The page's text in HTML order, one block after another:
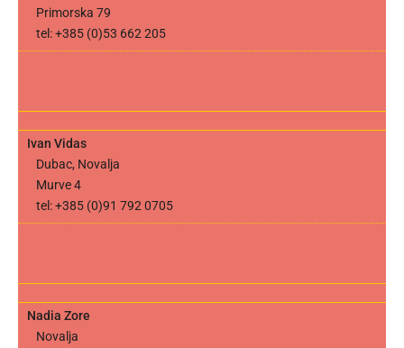
Primorska 79
tel: +385 (0)53 662 205
Ivan Vidas
Dubac, Novalja
Murve 4
tel: +385 (0)91 792 0705
Nadia Zore
Novalja